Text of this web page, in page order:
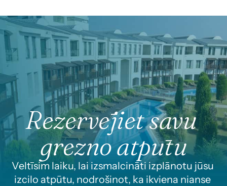
Rezervējiet savu
grezno atpūtu
Veltīsim laiku, lai izsmalcināti izplānotu jūsu
izcilo atpūtu, nodrošinot, ka ikviena nianse